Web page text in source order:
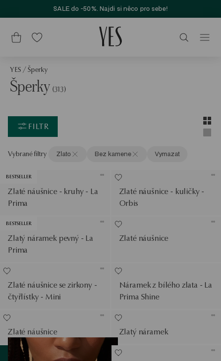
SALE do -50%. Najdi si něco pro sebe!
YES /Šperky
Šperky (313)
FILTR
Vybrané filtry Zlato Bez kamene Vymazat
BESTSELLER
Zlaté náušnice - kruhy - La
Prima
Zlaté náušnice - kuličky -
Orbis
BESTSELLER
Zlatý náramek pevný - La
Prima
Zlaté náušnice
Zlaté náušnice se zirkony -
čtyřlístky - Mini
Náramek z bílého zlata - La
Prima Shine
Zlaté náušnice Zlatý náramek
Zobrazit produkty